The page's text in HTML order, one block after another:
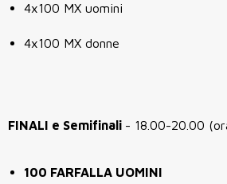
4x100 MX uomini
4x100 MX donne
FINALI e Semifinali - 18.00-20.00
100 FARFALLA UOMINI